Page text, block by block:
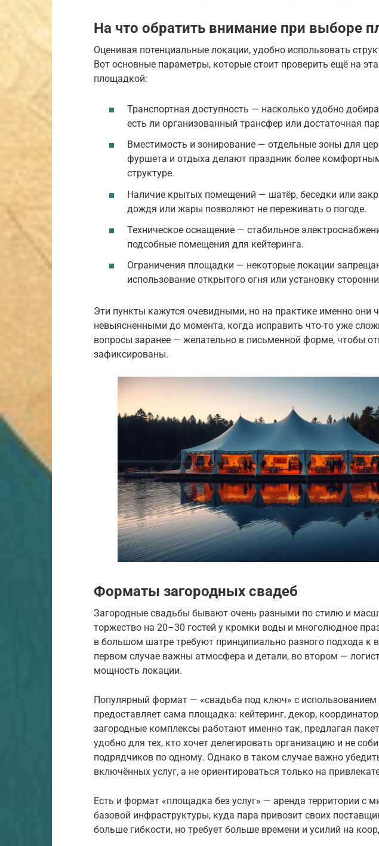
На что обратить внимание при выборе
Оценивая потенциальные локации, удобно использовать
Вот основные параметры, которые стоит проверить ещё на
площадкой:
Транспортная доступность — насколько удобно
есть ли организованный трансфер или достаточная
Вместимость и зонирование — отдельные зоны для
фуршета и отдыха делают праздник более
структуре.
Наличие крытых помещений — шатёр, беседки или
дождя или жары позволяют не переживать о погоде.
Техническое оснащение — стабильное
подсобные помещения для кейтеринга.
Ограничения площадки — некоторые локации
использование открытого огня или установку
Эти пункты кажутся очевидными, но на практике именно они
невыясненными до момента, когда исправить что-то уже
вопросы заранее — желательно в письменной форме, чтобы
зафиксированы.
Форматы загородных свадеб
Загородные свадьбы бывают очень разными по стилю и
торжество на 20–30 гостей у кромки воды и многолюдное
в большом шатре требуют принципиально разного подхода к
первом случае важны атмосфера и детали, во втором —
мощность локации.
Популярный формат — «свадьба под ключ» с использованием
предоставляет сама площадка: кейтеринг, декор,
загородные комплексы работают именно так, предлагая
удобно для тех, кто хочет делегировать организацию и не
подрядчиков по одному. Однако в таком случае важно
включённых услуг, а не ориентироваться только на
Есть и формат «площадка без услуг» — аренда территории с
базовой инфраструктуры, куда пара привозит своих
больше гибкости, но требует больше времени и усилий на